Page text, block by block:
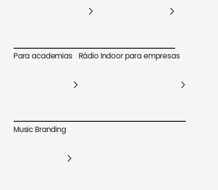
Para varejo em geral Para supermercados
Para academias
Para academias
Rádio Indoor para empresas
Music Branding